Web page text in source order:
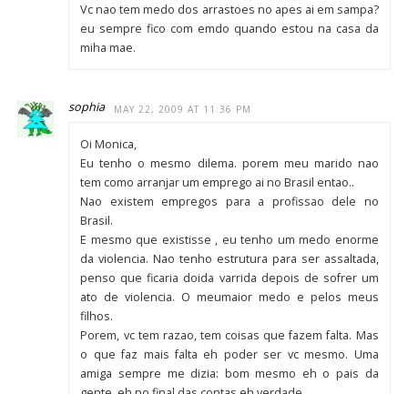
Vc nao tem medo dos arrastoes no apes ai em sampa?
eu sempre fico com emdo quando estou na casa da
miha mae.
sophia MAY 22, 2009 AT 11:36 PM
Oi Monica,
Eu tenho o mesmo dilema. porem meu marido nao
tem como arranjar um emprego ai no Brasil entao..
Nao existem empregos para a profissao dele no
Brasil.
E mesmo que existisse , eu tenho um medo enorme
da violencia. Nao tenho estrutura para ser assaltada,
penso que ficaria doida varrida depois de sofrer um
ato de violencia. O meumaior medo e pelos meus
filhos.
Porem, vc tem razao, tem coisas que fazem falta. Mas
o que faz mais falta eh poder ser vc mesmo. Uma
amiga sempre me dizia: bom mesmo eh o pais da